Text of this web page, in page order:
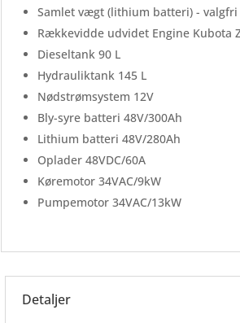
Samlet vægt (lithium batteri) - valgfri
Rækkevidde udvidet Engine Kubota
Dieseltank 90 L
Hydrauliktank 145 L
Nødstrømsystem 12V
Bly-syre batteri 48V/300Ah
Lithium batteri 48V/280Ah
Oplader 48VDC/60A
Køremotor 34VAC/9kW
Pumpemotor 34VAC/13kW
Detaljer